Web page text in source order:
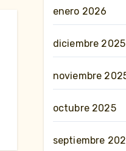
enero 2026
diciembre 2025
noviembre
octubre 2025
septiembre